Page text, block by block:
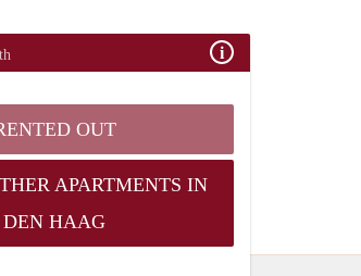
OUT
APARTMENTS IN
DEN HAAG